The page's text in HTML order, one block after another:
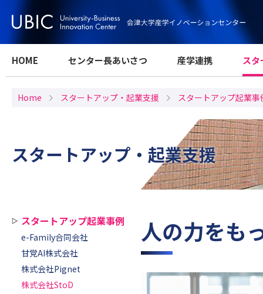
HOME センター長あいさつ 産学連携 スタ
Home スタートアップ・起業支援 スタートアップ起業事
スタートアップ・起業支援
スタートアップ起業事例
e-Family合同会社
甘党AI株式会社
株式会社Pignet
株式会社StoD
人の力をも